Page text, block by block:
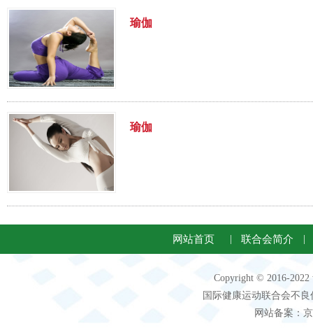
瑜伽
瑜伽
网站首页 联合会简介
Copyright © 2016-
国际健康运动联合会不
网站备案：